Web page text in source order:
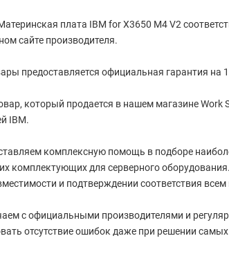
плата IBM for X3650 M4 V2
сайте производителя.
предоставляется официальная гарантия на
который продается в нашем магазине Work
IBM.
комплексную помощь в подборе
комплектующих для серверного
и подтверждении соответствия
с официальными производителями и
отсутствие ошибок даже при решении